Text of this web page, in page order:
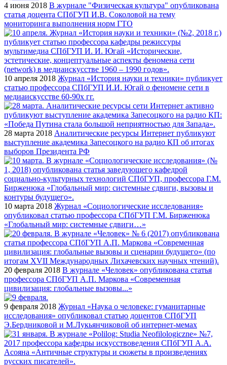
4 июня 2018 В журнале "Физическая культура" опубликована
статья доцента СПбГУП И.В. Соколовой на тему
мониторинга выполнения норм ГТО
10 апреля 2018 Журнал «История науки и техники» публикует
статью профессора СПбГУП И.И. Югай о феномене сети в
медиаискусстве 60-90х гг.
28 марта 2018 Аналитические ресурсы Интернет публикуют
выступление академика Запесоцкого на радио КП об итогах
выборов Президента РФ
10 марта 2018 Журнал «Социологические исследования»
опубликовал статью профессора СПбГУП Г.М. Бирженюка
«Глобальный мир: системные сдвиги…»
20 февраля 2018 В журнале «Человек» опубликована статья
профессора СПбГУП А.П. Маркова «Современная
цивилизация: глобальные вызовы...»
9 февраля 2018 Журнал «Наука о человеке: гуманитарные
исследования» опубликовал статью доцентов СПбГУП
Э.Бердниковой и М.Лукьянчиковой об интернет-мемах